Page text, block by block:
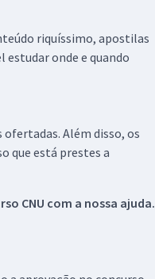
riquíssimo, apostilas
onde e quando
ofertadas. Além disso, os
que está prestes a
CNU com a nossa ajuda.